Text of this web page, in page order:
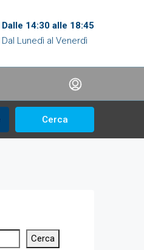
Dalle 14:30 alle 18:45
Dal Lunedì al Venerdì
Cerca
Cerca